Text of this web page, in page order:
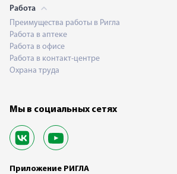
Работа
Преимущества работы в Ригла
Работа в аптеке
Работа в офисе
Работа в контакт-центре
Охрана труда
Мы в социальных сетях
Приложение РИГЛА